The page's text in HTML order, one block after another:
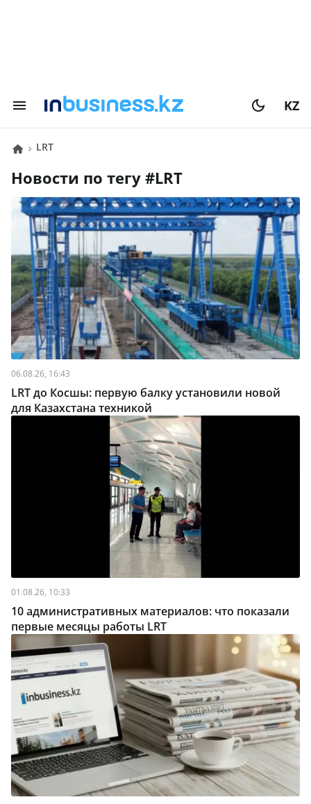
KZ
LRT
Новости по тегу # LRT
06.08.26, 16:43
LRT до Косшы: первую балку установили новой
для Казахстана техникой
01.08.26, 10:33
10 административных материалов: что показали
первые месяцы работы LRT